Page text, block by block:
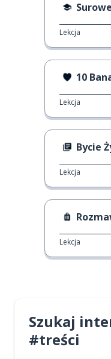
Surowe
Lekcja
10
Lekcja
Bycie
Lekcja
Lekcja
Szukaj
#treści